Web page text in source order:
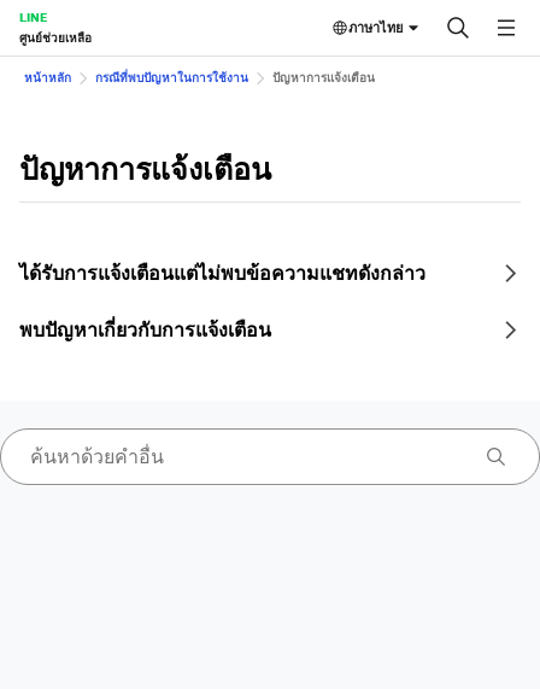
LINE
ศูนย์ช่วยเหลือ
ภาษาไทย
หน้าหลัก กรณีที่พบปัญหาในการใช้งาน ปัญหาการแจ้งเตือน
ปัญหาการแจ้งเตือน
ได้รับการแจ้งเตือนแต่ไม่พบข้อความแชทดังกล่าว
พบปัญหาเกี่ยวกับการแจ้งเตือน